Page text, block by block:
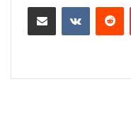
بينتيريست مشاركة عبر البريد